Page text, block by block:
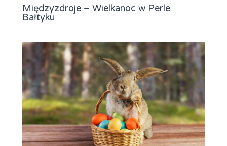
Międzyzdroje – Wielkanoc w Perle
Bałtyku